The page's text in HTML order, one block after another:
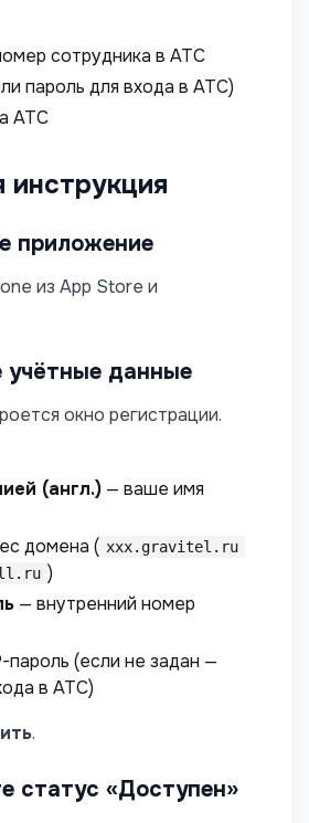
сотрудника в АТС
пароль для входа в АТС)
АТС
инструкция
приложение
из App Store и
учётные данные
окно регистрации.
(англ.) — ваше имя
домена ( xxx.gravitel.ru
)
— внутренний номер
пароль (если не задан —
в АТС)
.
статус «Доступен»